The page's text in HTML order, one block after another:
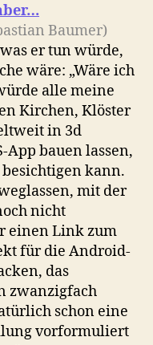
Baumer)
er tun würde,
wäre: „Wäre ich
alle meine
Kirchen, Klöster
in 3d
App bauen lassen,
kann.
mit der
nicht
einen Link zum
für die Android-
das
zwanzigfach
schon eine
vorformuliert